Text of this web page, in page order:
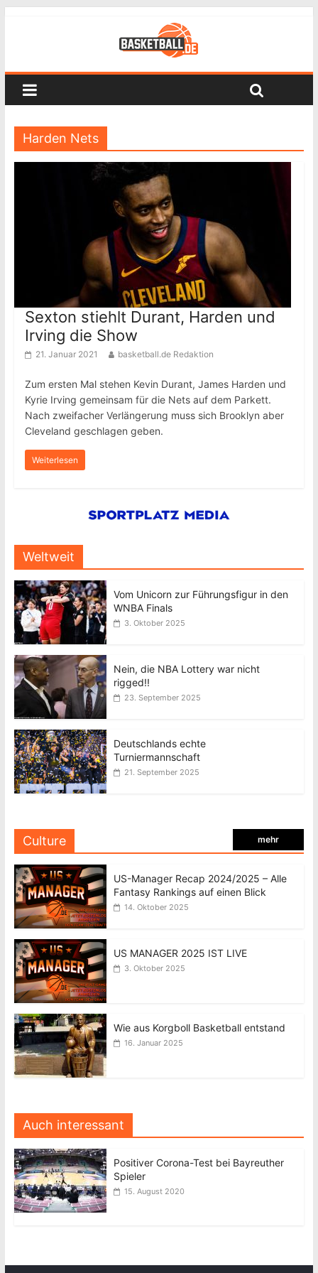
Harden Nets
Sexton stiehlt Durant, Harden und
Irving die Show
21. Januar 2021 basketball.de Redaktion
Zum ersten Mal stehen Kevin Durant, James Harden und
Kyrie Irving gemeinsam für die Nets auf dem Parkett.
Nach zweifacher Verlängerung muss sich Brooklyn aber
Cleveland geschlagen geben.
Weiterlesen
Weltweit
Vom Unicorn zur Führungsfigur in den
WNBA Finals
3. Oktober 2025
Nein, die NBA Lottery war nicht
rigged!!
23. September 2025
Deutschlands echte
Turniermannschaft
21. September 2025
Culture mehr
US-Manager Recap 2024/2025 – Alle
Fantasy Rankings auf einen Blick
14. Oktober 2025
US MANAGER 2025 IST LIVE
3. Oktober 2025
Wie aus Korgboll Basketball entstand
16. Januar 2025
Auch interessant
Positiver Corona-Test bei Bayreuther
Spieler
15. August 2020